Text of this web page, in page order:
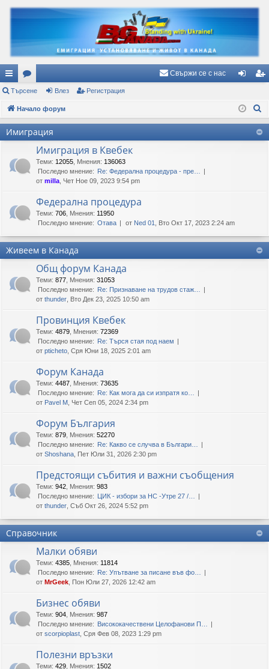
ъ
рз
и
ъз
ор
ум
Свържи се с нас
з ис
тр
Търсене Влез Регистрация
Начало форум
Имиграция
Имиграция в Квебек
Теми: 12055 Мнения: 136063
Последно мнение: Re: Федерална процедура - пре…
от milla , Чет Ное 09, 2023 9:54 pm
Федерална процедура
Теми: 706 Мнения: 11950
Последно мнение: Отава от Ned 01 , Вто Окт 17, 2023 2:24 am
Живеем в Канада
Общ форум Канада
Теми: 877 Мнения: 31053
Последно мнение: Re: Признаване на трудов стаж…
от thunder , Вто Дек 23, 2025 10:50 am
Провинция Квебек
Теми: 4879 Мнения: 72369
Последно мнение: Re: Търся стая под наем
от pticheto , Сря Юни 18, 2025 2:01 am
Форум Канада
Теми: 4487 Мнения: 73635
Последно мнение: Re: Как мога да си изпратя ко…
от Pavel M , Чет Сеп 05, 2024 2:34 pm
Форум България
Теми: 879 Мнения: 52270
Последно мнение: Re: Какво се случва в Българи…
от Shoshana , Пет Юли 31, 2026 2:30 pm
Предстоящи събития и важни съобщения
Теми: 942 Мнения: 983
Последно мнение: ЦИК - избори за НС -Утре 27 /…
от thunder , Съб Окт 26, 2024 5:52 pm
Справочник
Малки обяви
Теми: 4385 Мнения: 11814
Последно мнение: Re: Упътване за писане във фо…
от MrGeek , Пон Юли 27, 2026 12:42 am
Бизнес обяви
Теми: 904 Мнения: 987
Последно мнение: Висококачествени Целофанови П…
от scorpioplast , Сря Фев 08, 2023 1:29 pm
Полезни връзки
Теми: 429 Мнения: 1502